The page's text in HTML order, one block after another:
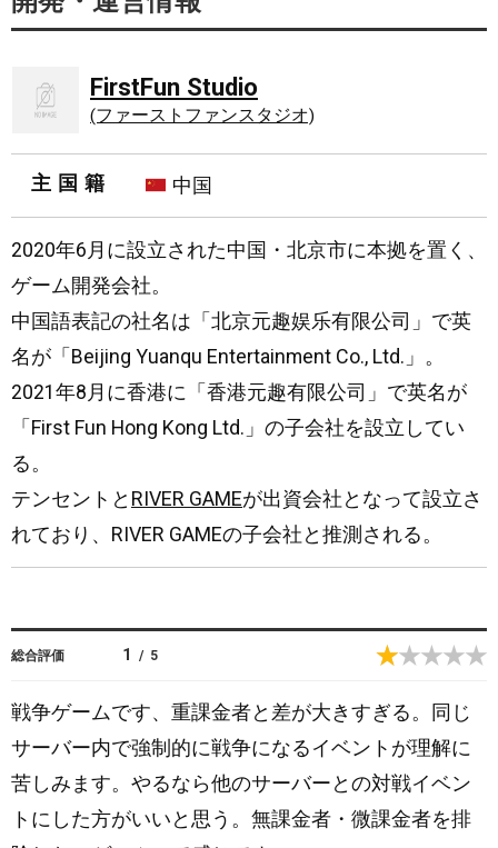
FirstFun Studio
(ファーストファンスタジオ)
主国籍 中国
2020年6月に設立された中国・北京市に本拠を置く、
ゲーム開発会社。
中国語表記の社名は「北京元趣娱乐有限公司」で英
名が「Beijing Yuanqu Entertainment Co., Ltd.」。
2021年8月に香港に「香港元趣有限公司」で英名が
「First Fun Hong Kong Ltd.」の子会社を設立してい
る。
テンセントと RIVER GAMEが出資会社となって設立さ
れており、RIVER GAMEの子会社と推測される。
総合評価 1 / 5
戦争ゲームです、重課金者と差が大きすぎる。同じ
サーバー内で強制的に戦争になるイベントが理解に
苦しみます。やるなら他のサーバーとの対戦イベン
トにした方がいいと思う。無課金者・微課金者を排